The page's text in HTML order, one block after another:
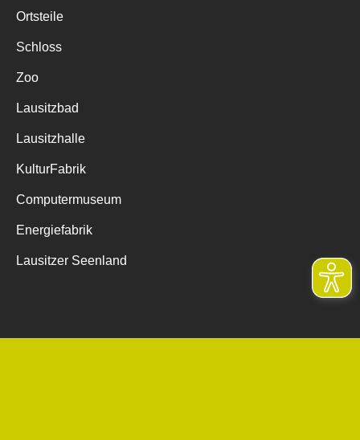
Ortsteile
Schloss
Zoo
Lausitzbad
Lausitzhalle
KulturFabrik
Computermuseum
Energiefabrik
Lausitzer Seenland